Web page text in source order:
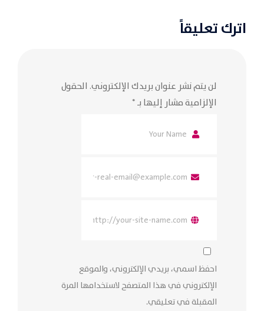
اترك تعليقاً
لن يتم نشر عنوان بريدك الإلكتروني. الحقول
الإلزامية مشار إليها بـ*
احفظ اسمي، بريدي الإلكتروني، والموقع
الإلكتروني في هذا المتصفح لاستخدامها المرة
المقبلة في تعليقي.